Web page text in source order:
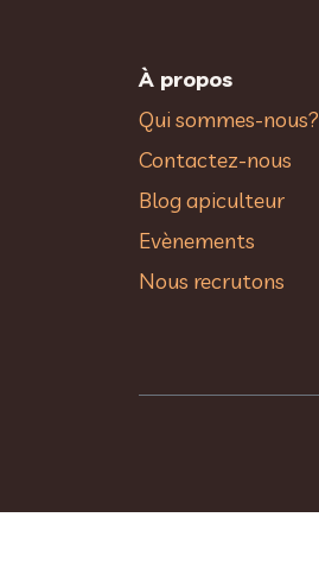
À propos
Qui sommes-nous?
Contactez-nous
Blog apiculteur
Evènements
Nous recrutons